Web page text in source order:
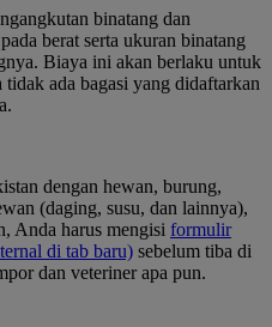
binatang dan
berat serta ukuran binatang
Biaya ini akan berlaku untuk
tidak ada bagasi yang didaftarkan
dengan hewan, burung,
(daging, susu, dan lainnya),
Anda harus mengisi formulir
di tab baru) sebelum tiba di
dan veteriner apa pun.